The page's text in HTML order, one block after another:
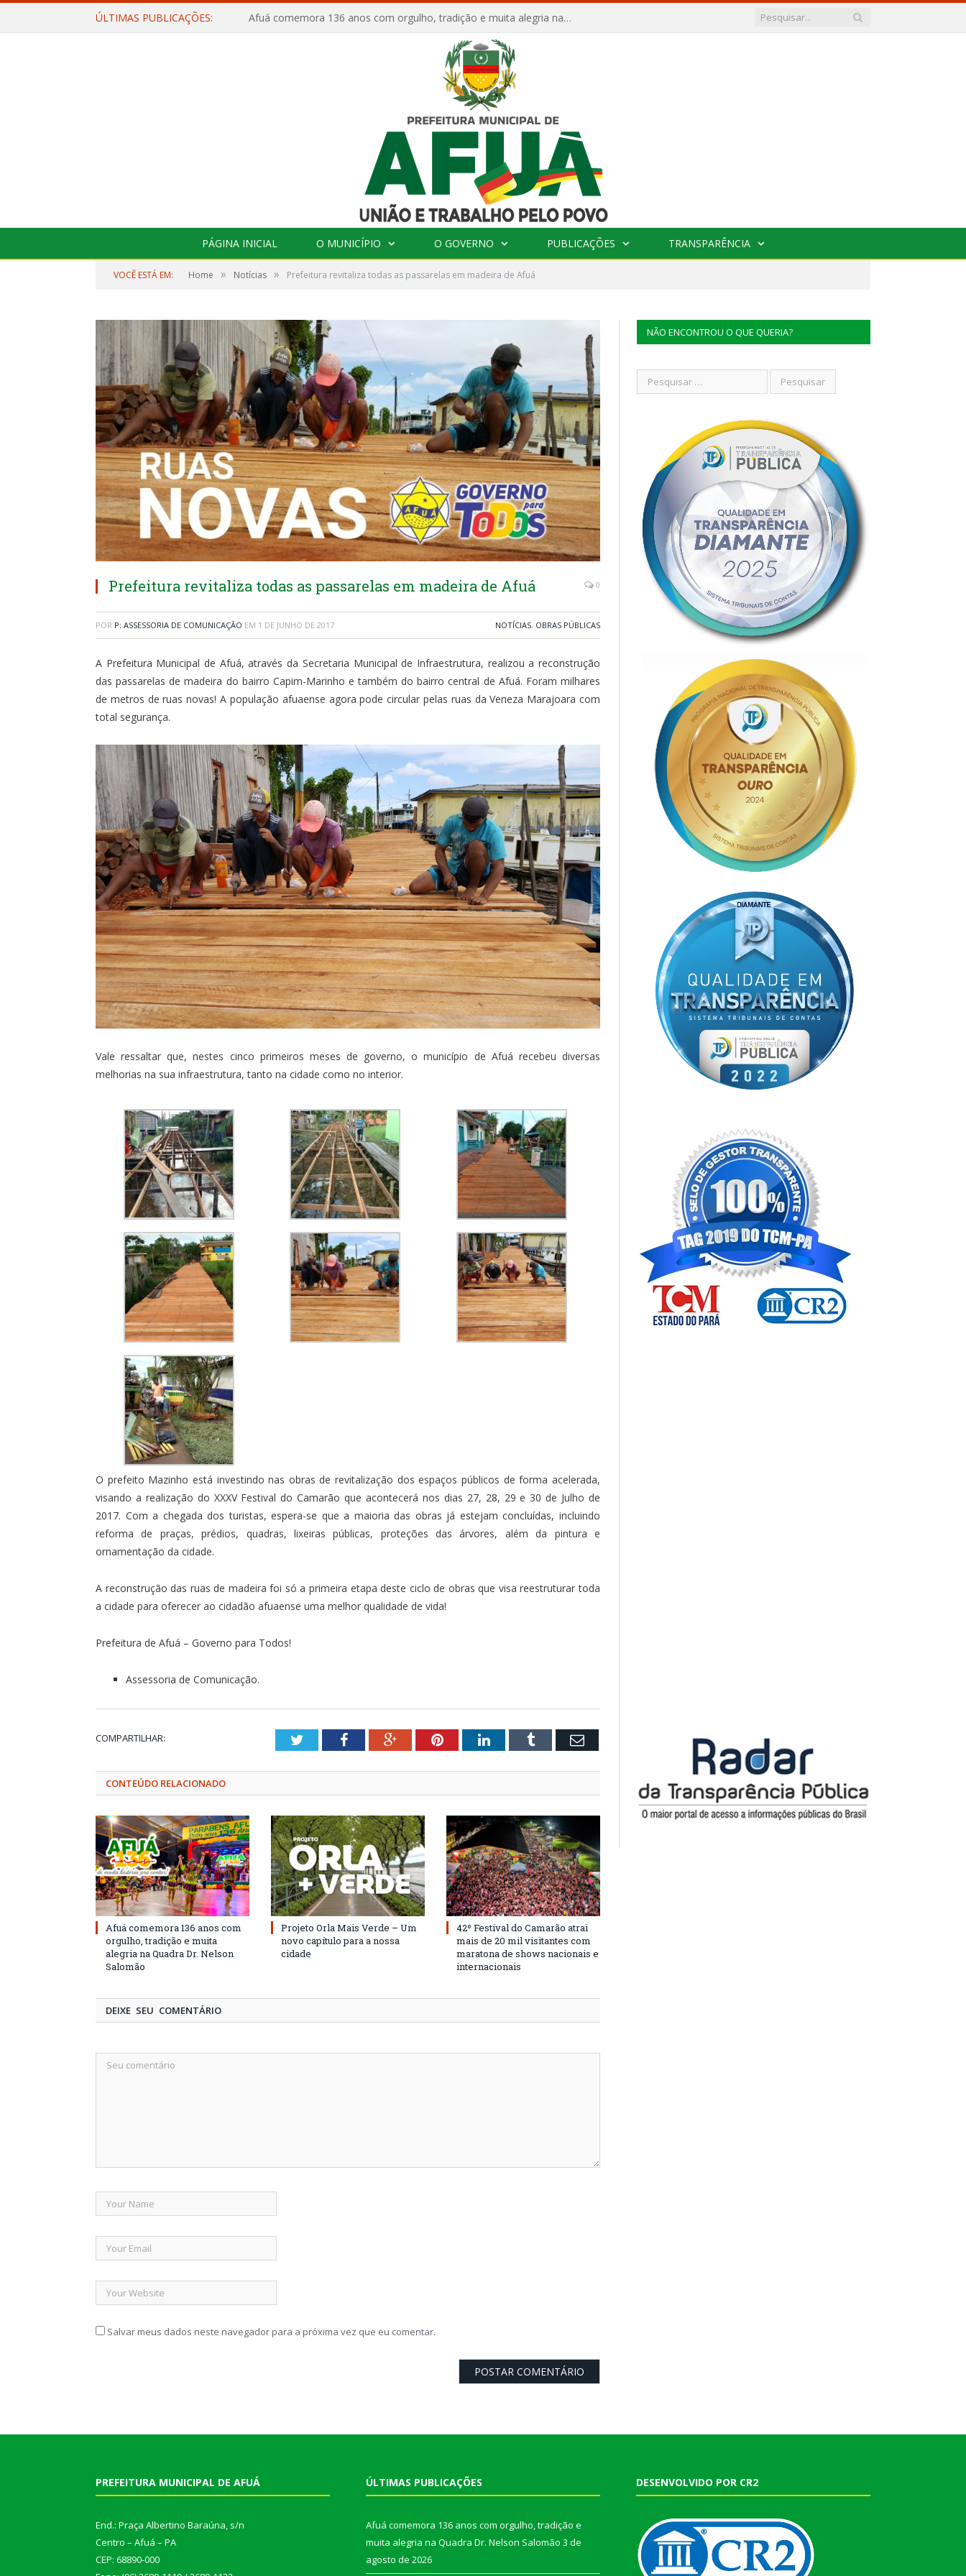
ÚLTIMAS PUBLICAÇÕES: Afuá comemora 136 anos com orgulho, tradição e muita alegria na Quadra Dr. Nelson Salomão
PÁGINA INICIAL O MUNICÍPIO O GOVERNO PUBLICAÇÕES TRANSPARÊNCIA
VOCÊ ESTÁ EM: Home » Notícias » Prefeitura revitaliza todas as passarelas em madeira de Afuá
Prefeitura revitaliza todas as passarelas em madeira de Afuá 0
POR P: ASSESSORIA DE COMUNICAÇÃO EM 1 DE JUNHO DE 2017 NOTÍCIAS, OBRAS PÚBLICAS
A Prefeitura Municipal de Afuá, através da Secretaria Municipal de Infraestrutura, realizou a reconstrução
das passarelas de madeira do bairro Capim-Marinho e também do bairro central de Afuá. Foram milhares
de metros de ruas novas! A população afuaense agora pode circular pelas ruas da Veneza Marajoara com
total segurança.
Vale ressaltar que, nestes cinco primeiros meses de governo, o município de Afuá recebeu diversas
melhorias na sua infraestrutura, tanto na cidade como no interior.
O prefeito Mazinho está investindo nas obras de revitalização dos espaços públicos de forma acelerada,
visando a realização do XXXV Festival do Camarão que acontecerá nos dias 27, 28, 29 e 30 de Julho de
2017. Com a chegada dos turistas, espera-se que a maioria das obras já estejam concluídas, incluindo
reforma de praças, prédios, quadras, lixeiras públicas, proteções das árvores, além da pintura e
ornamentação da cidade.
A reconstrução das ruas de madeira foi só a primeira etapa deste ciclo de obras que visa reestruturar toda
a cidade para oferecer ao cidadão afuaense uma melhor qualidade de vida!
Prefeitura de Afuá – Governo para Todos!
Assessoria de Comunicação.
COMPARTILHAR: TwitterFacebookGoogle+PinterestLinkedInTumblr Email
CONTEÚDO RELACIONADO
Afuá comemora 136 anos com
orgulho, tradição e muita
alegria na Quadra Dr. Nelson
Salomão
Projeto Orla Mais Verde – Um
novo capítulo para a nossa
cidade
42º Festival do Camarão atrai
mais de 20 mil visitantes com
maratona de shows nacionais e
internacionais
DEIXE SEU COMENTÁRIO
Salvar meus dados neste navegador para a próxima vez que eu comentar.
NÃO ENCONTROU O QUE QUERIA?
PREFEITURA MUNICIPAL DE AFUÁ
End.: Praça Albertino Baraúna, s/n
Centro – Afuá – PA
CEP: 68890-000
ÚLTIMAS PUBLICAÇÕES
Afuá comemora 136 anos com orgulho, tradição e
muita alegria na Quadra Dr. Nelson Salomão 3 de
agosto de 2026
DESENVOLVIDO POR CR2